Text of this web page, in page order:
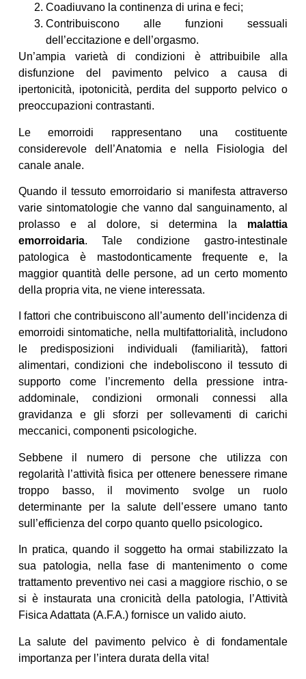
Coadiuvano la continenza di urina e feci;
Contribuiscono alle funzioni sessuali
dell’eccitazione e dell’orgasmo.
Un’ampia varietà di condizioni è attribuibile alla
disfunzione del pavimento pelvico a causa di
ipertonicità, ipotonicità, perdita del supporto pelvico o
preoccupazioni contrastanti.
Le emorroidi rappresentano una costituente
considerevole dell’Anatomia e nella Fisiologia del
canale anale.
Quando il tessuto emorroidario si manifesta attraverso
varie sintomatologie che vanno dal sanguinamento, al
prolasso e al dolore, si determina la malattia
emorroidaria. Tale condizione gastro-intestinale
patologica è mastodonticamente frequente e, la
maggior quantità delle persone, ad un certo momento
della propria vita, ne viene interessata.
I fattori che contribuiscono all’aumento dell’incidenza di
emorroidi sintomatiche, nella multifattorialità, includono
le predisposizioni individuali (familiarità), fattori
alimentari, condizioni che indeboliscono il tessuto di
supporto come l’incremento della pressione intra-
addominale, condizioni ormonali connessi alla
gravidanza e gli sforzi per sollevamenti di carichi
meccanici, componenti psicologiche.
Sebbene il numero di persone che utilizza con
regolarità l’attività fisica per ottenere benessere rimane
troppo basso, il movimento svolge un ruolo
determinante per la salute dell’essere umano tanto
sull’efficienza del corpo quanto quello psicologico.
In pratica, quando il soggetto ha ormai stabilizzato la
sua patologia, nella fase di mantenimento o come
trattamento preventivo nei casi a maggiore rischio, o se
si è instaurata una cronicità della patologia, l’Attività
Fisica Adattata (A.F.A.) fornisce un valido aiuto.
La salute del pavimento pelvico è di fondamentale
importanza per l’intera durata della vita!